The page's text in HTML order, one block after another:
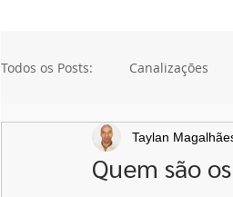
Todos os Posts: Canalizações
Quem são
Taylan